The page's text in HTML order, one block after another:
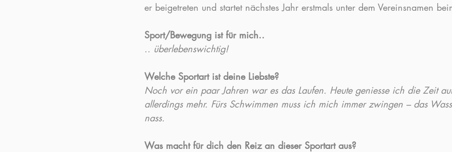
er beigetreten und startet nächstes Jahr erstmals unter dem Vereinsnamen
Sport/Bewegung ist für mich..
.. überlebenswichtig!
Welche Sportart ist deine Liebste?
Noch vor ein paar Jahren war es das Laufen. Heute geniesse ich die Zeit
allerdings mehr. Fürs Schwimmen muss ich mich immer zwingen – das
nass.
Was macht für dich den Reiz an dieser Sportart aus?